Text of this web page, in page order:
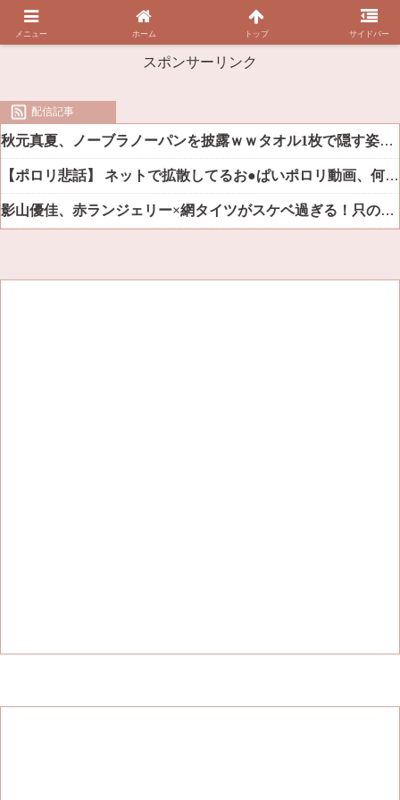
スポンサーリンク
配信記事
秋元真夏、ノーブラノーパンを披露ｗｗタオル1枚で隠す姿がほぼA●女優・・
【ポロリ悲話】 ネットで拡散してるお●ぱいポロリ動画、何故か叩かれる・・・
影山優佳、赤ランジェリー×網タイツがスケベ過ぎる！只の痴女だろ・・・
メニュー ホーム トップ サイドバー